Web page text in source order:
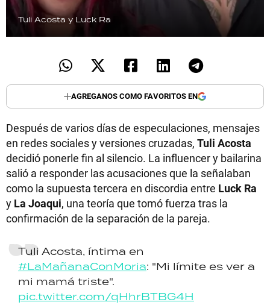
Tuli Acosta y Luck Ra
AGREGANOS COMO FAVORITOS EN
Después de varios días de especulaciones, mensajes
en redes sociales y versiones cruzadas, Tuli Acosta
decidió ponerle fin al silencio. La influencer y bailarina
salió a responder las acusaciones que la señalaban
como la supuesta tercera en discordia entre Luck Ra
y La Joaqui, una teoría que tomó fuerza tras la
confirmación de la separación de la pareja.
Tuli Acosta, íntima en
#LaMañanaConMoria: "Mi límite es ver a
mi mamá triste".
pic.twitter.com/qHhrBTBG4H